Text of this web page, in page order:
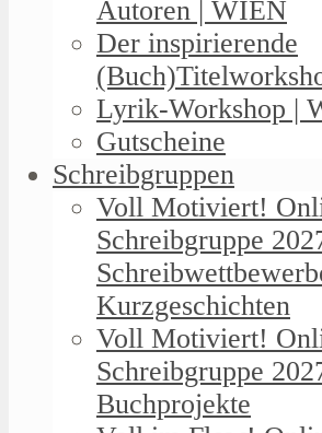
Autoren | WIEN
Der inspirierende
Lyrik-Workshop |
Gutscheine
Schreibgruppen
Voll Motiviert!
Schreibgruppe
Kurzgeschichten
Voll Motiviert!
Schreibgruppe
Buchprojekte